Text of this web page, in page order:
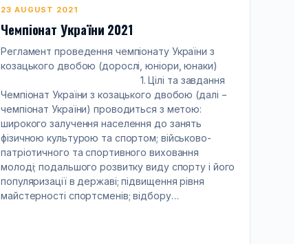
23 AUGUST 2021
Чемпіонат України 2021
Регламент проведення чемпіонату України з
козацького двобою (дорослі, юніори, юнаки)
1. Цілі та завдання
Чемпіонат України з козацького двобою (далі −
чемпіонат України) проводиться з метою:
широкого залучення населення до занять
фізичною культурою та спортом; військово-
патріотичного та спортивного виховання
молоді; подальшого розвитку виду спорту і його
популяризації в державі; підвищення рівня
майстерності спортсменів; відбору…